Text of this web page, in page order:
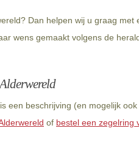
Dan helpen wij u graag
wens gemaakt volgens de
een beschrijving (en mogelijk
of bestel een zegelring